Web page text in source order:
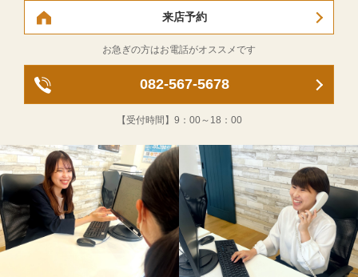
来店予約
お急ぎの方はお電話がオススメです
082-567-5678
【受付時間】 9：00～18：00